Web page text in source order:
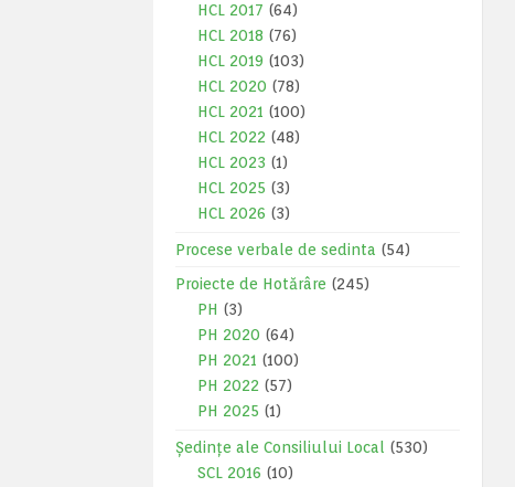
HCL 2017 (64)
HCL 2018 (76)
HCL 2019 (103)
HCL 2020 (78)
HCL 2021 (100)
HCL 2022 (48)
HCL 2023 (1)
HCL 2025 (3)
HCL 2026 (3)
Procese verbale de sedinta (54)
Proiecte de Hotărâre (245)
PH (3)
PH 2020 (64)
PH 2021 (100)
PH 2022 (57)
PH 2025 (1)
Ședințe ale Consiliului Local
(530)
SCL 2016 (10)